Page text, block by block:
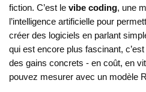
fiction. C’est le vibe coding, une
l’intelligence artificielle pour
créer des logiciels en parlant
qui est encore plus fascinant,
des gains concrets - en coût, en
pouvez mesurer avec un modèle